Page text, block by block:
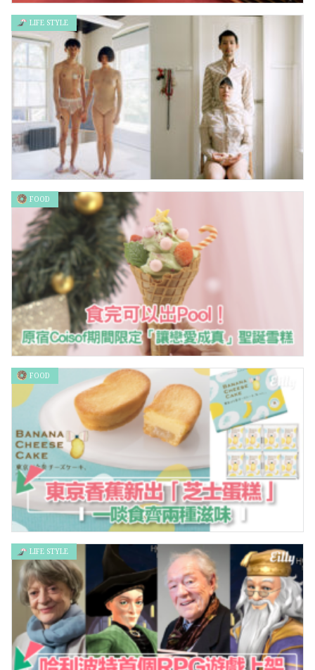
拜年唔想再買餅乾？3款米芝蓮星級賀年糕點推介
上海藝術家廖逸君探討「實驗性關係」的照片
LIFE STYLE
食完可以出Pool！原宿Coisof期間限定「讓戀愛成真」聖誕雪糕
FOOD
出新「蕉」！東京香蕉出芝士蛋糕，一啖食齊兩種滋味！！
FOOD
LIFE STYLE